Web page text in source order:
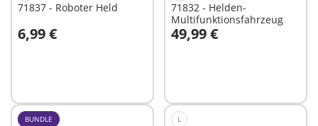
71837 - Roboter Held
6,99 €
In den Warenkorb
71832 - Helden-
Multifunktionsfahrzeug
49,99 €
In den Warenkorb
BUNDLE L